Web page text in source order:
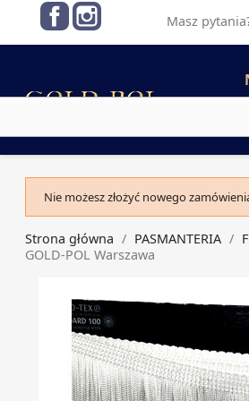
Masz
Facebook
Nie możesz złożyć nowego
Strona główna PASMANTERIA
GOLD-POL Warszawa